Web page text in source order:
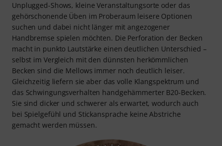
Unplugged-Shows, kleine Veranstaltungsorte oder das
gehörschonende Üben im Proberaum leisere Optionen
suchen und dabei nicht länger mit angezogener
Handbremse spielen möchten. Die Perforation der Becken
macht in punkto Lautstärke einen deutlichen Unterschied –
selbst im Vergleich mit den dünnsten herkömmlichen
Becken sind die Mellows immer noch deutlich leiser.
Gleichzeitig liefern sie aber das volle Klangspektrum und
das Schwingungsverhalten handgehämmerter B20-Becken.
Sie sind dicker und schwerer als erwartet, wodurch auch
bei Spielgefühl und Stickansprache keine Abstriche
gemacht werden müssen.